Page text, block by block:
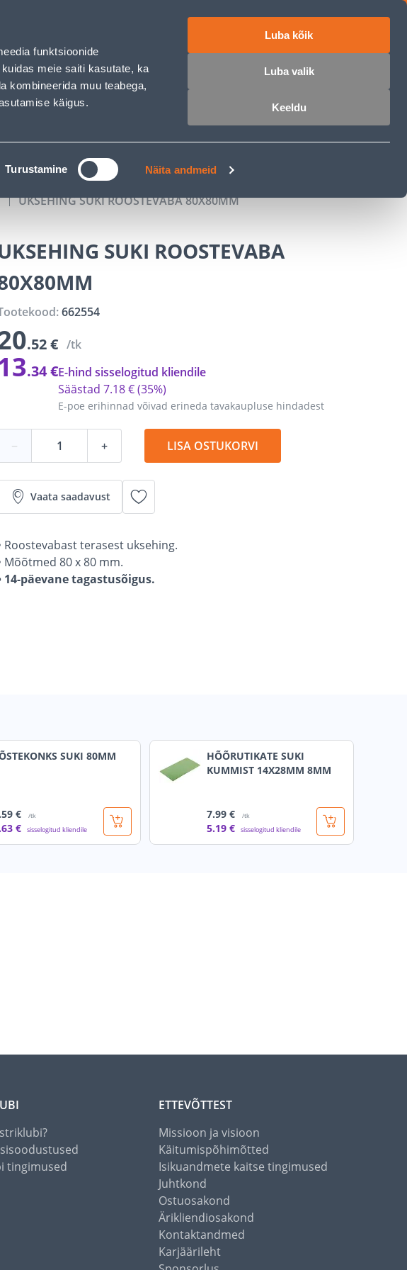
funktsioonide
meie saiti kasutate, ka
kombineerida muu teabega,
käigus.
Turustamine Näita andmeid
Luba kõik
Luba valik
Keeldu
Logi sisse
JÄRELMAKS
UKSEHING SUKI ROOSTEVABA 80X80MM
SUKI ROOSTEVABA
662554
.52 € /tk
.34 €
E-poe erihinnad võivad erineda tavakaupluse hindadest
Säästad 7.18 €(35%)
E-hind sisselogitud kliendile
− + LISA OSTUKORVI
Vaata saadavust
Roostevabast terasest uksehing.
Mõõtmed 80 x 80 mm.
14-päevane tagastusõigus.
SUKI 80MM
€ /tk
€ sisselogitud kliendile
HÕÕRUTIKATE SUKI
KUMMIST 14X28MM 8MM
7.99 € /tk
5.19 € sisselogitud kliendile
tingimused
ETTEVÕTTEST
Missioon ja visioon
Käitumispõhimõtted
Isikuandmete kaitse tingimused
Juhtkond
Ostuosakond
Ärikliendiosakond
Kontaktandmed
Karjäärileht